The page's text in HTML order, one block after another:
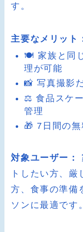
す。
主要なメリット
🍽️ 家族と同
理が可能
📸 写真撮影
⚖️ 食品スケ
管理
🎁 7日間の
対象ユーザー：
トしたい方、
方、食事の準備
ソンに最適です。